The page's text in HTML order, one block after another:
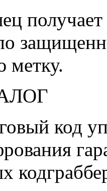
метку.
код